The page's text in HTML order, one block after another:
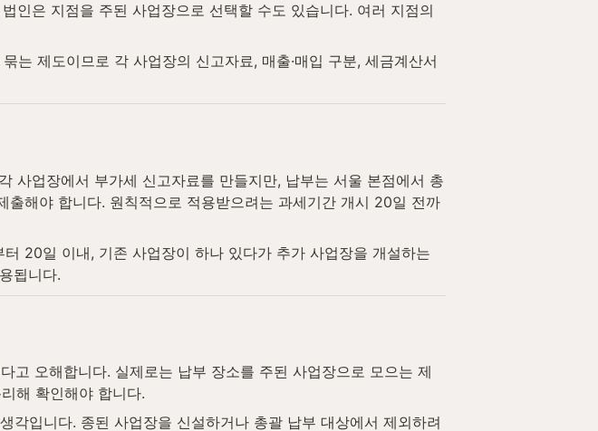
인은 지점을 주된 사업장으로 선택할 수도 있습니다. 여러 지점의
는 제도이므로 각 사업장의 신고자료, 매출·매입 구분, 세금계산서
사업장에서 부가세 신고자료를 만들지만, 납부는 서울 본점에서 총
해야 합니다. 원칙적으로 적용받으려는 과세기간 개시 20일 전까
20일 이내, 기존 사업장이 하나 있다가 추가 사업장을 개설하는
됩니다.
고 오해합니다. 실제로는 납부 장소를 주된 사업장으로 모으는 제
해 확인해야 합니다.
입니다. 종된 사업장을 신설하거나 총괄 납부 대상에서 제외하려